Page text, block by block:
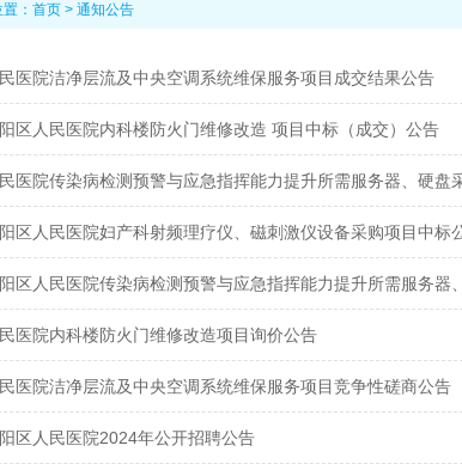
： 首页 > 通知公告
医院洁净层流及中央空调系统维保服务项目成交结果公告
区人民医院内科楼防火门维修改造 项目中标（成交）公告
医院传染病检测预警与应急指挥能力提升所需服务器、硬盘
区人民医院妇产科射频理疗仪、磁刺激仪设备采购项目中标
区人民医院传染病检测预警与应急指挥能力提升所需服务器
医院内科楼防火门维修改造项目询价公告
医院洁净层流及中央空调系统维保服务项目竞争性磋商公告
区人民医院2024年公开招聘公告